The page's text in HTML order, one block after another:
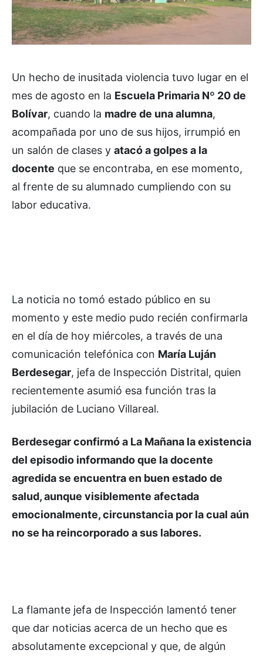
Un hecho de inusitada violencia tuvo lugar en el
mes de agosto en la Escuela Primaria Nº 20 de
Bolívar, cuando la madre de una alumna,
acompañada por uno de sus hijos, irrumpió en
un salón de clases y atacó a golpes a la
docente que se encontraba, en ese momento,
al frente de su alumnado cumpliendo con su
labor educativa.
La noticia no tomó estado público en su
momento y este medio pudo recién confirmarla
en el día de hoy miércoles, a través de una
comunicación telefónica con María Luján
Berdesegar, jefa de Inspección Distrital, quien
recientemente asumió esa función tras la
jubilación de Luciano Villareal.
Berdesegar confirmó a La Mañana la existencia
del episodio informando que la docente
agredida se encuentra en buen estado de
salud, aunque visiblemente afectada
emocionalmente, circunstancia por la cual aún
no se ha reincorporado a sus labores.
La flamante jefa de Inspección lamentó tener
que dar noticias acerca de un hecho que es
absolutamente excepcional y que, de algún